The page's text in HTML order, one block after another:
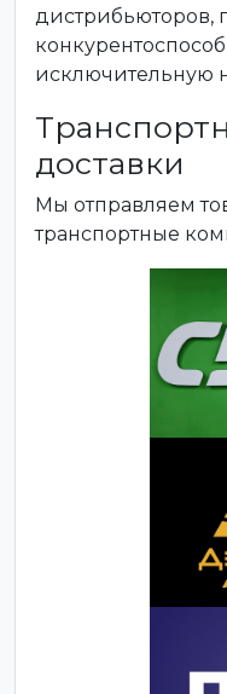
дистрибьюторов,
исключительную
доставки
Мы отправляем
транспортные